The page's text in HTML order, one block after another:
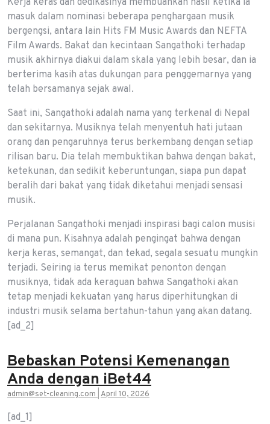
Kerja keras dan dedikasinya membuahkan hasil ketika ia
masuk dalam nominasi beberapa penghargaan musik
bergengsi, antara lain Hits FM Music Awards dan NEFTA
Film Awards. Bakat dan kecintaan Sangathoki terhadap
musik akhirnya diakui dalam skala yang lebih besar, dan ia
berterima kasih atas dukungan para penggemarnya yang
telah bersamanya sejak awal.
Saat ini, Sangathoki adalah nama yang terkenal di Nepal
dan sekitarnya. Musiknya telah menyentuh hati jutaan
orang dan pengaruhnya terus berkembang dengan setiap
rilisan baru. Dia telah membuktikan bahwa dengan bakat,
ketekunan, dan sedikit keberuntungan, siapa pun dapat
beralih dari bakat yang tidak diketahui menjadi sensasi
musik.
Perjalanan Sangathoki menjadi inspirasi bagi calon musisi
di mana pun. Kisahnya adalah pengingat bahwa dengan
kerja keras, semangat, dan tekad, segala sesuatu mungkin
terjadi. Seiring ia terus memikat penonton dengan
musiknya, tidak ada keraguan bahwa Sangathoki akan
tetap menjadi kekuatan yang harus diperhitungkan di
industri musik selama bertahun-tahun yang akan datang.
[ad_2]
Bebaskan Potensi Kemenangan
Anda dengan iBet44
admin@set-cleaning.com April 10, 2026
[ad_1]